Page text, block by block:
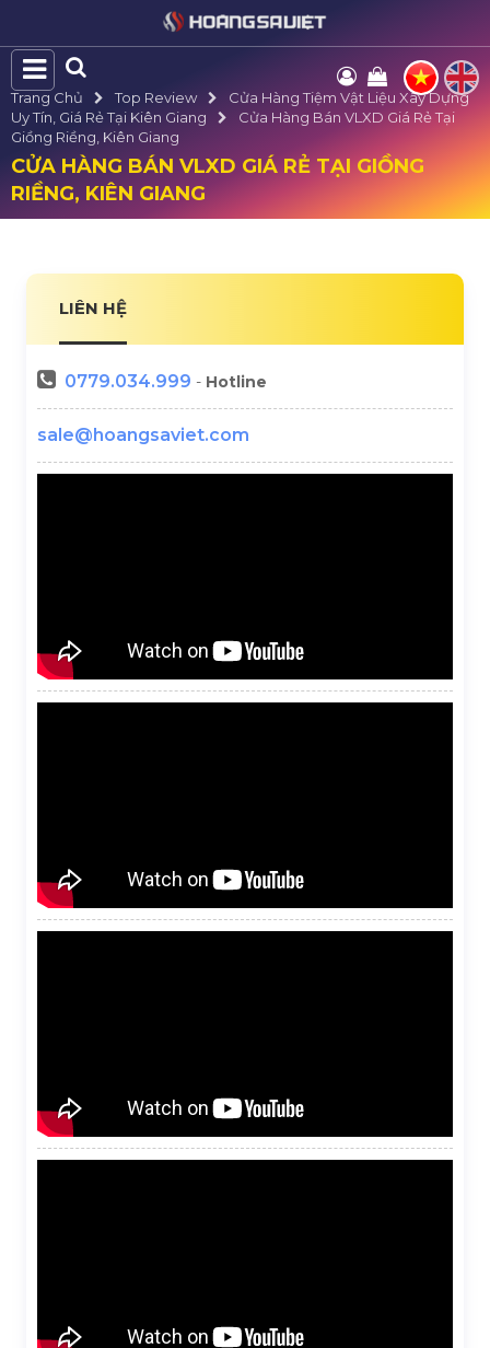
Trang Chủ Top Review
Cửa Hàng Tiệm Vật Liệu Xây Dựng
Uy Tín, Giá Rẻ Tại Kiên Giang
Cửa Hàng Bán VLXD Giá Rẻ Tại
Giồng Riềng, Kiên Giang
CỬA HÀNG BÁN VLXD GIÁ RẺ TẠI GIỒNG
RIỀNG, KIÊN GIANG
LIÊN HỆ
0779.034.999 - Hotline
sale@hoangsaviet.com